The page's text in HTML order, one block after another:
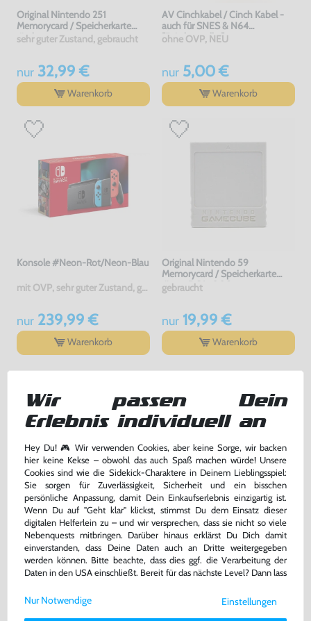
Original Nintendo 251
Memorycard / Speicherkarte
#schwarz
sehr guter Zustand, gebraucht
nur32,99 €
Warenkorb
AV Cinchkabel / Cinch Kabel -
auch für SNES & N64
[Dritthersteller]
ohne OVP, NEU
nur5,00 €
Warenkorb
Konsole #Neon-Rot/Neon-Blau
mit OVP, sehr guter Zustand, gebraucht
nur239,99 €
Warenkorb
Original Nintendo 59
Memorycard / Speicherkarte
#grau DOL-008
gebraucht
nur19,99 €
Warenkorb
GEKAUFT
Original Nintendo 59
#grau DOL-008
gebraucht
Spider-Man 2 [Players Choice]
DE Version, mit OVP, gebraucht
Wir passen Dein
Erlebnis individuell an
Hey Du! 🎮 Wir verwenden Cookies, aber keine Sorge, wir backen
hier keine Kekse – obwohl das auch Spaß machen würde! Unsere
Cookies sind wie die Sidekick-Charaktere in Deinem Lieblingsspiel:
Sie sorgen für Zuverlässigkeit, Sicherheit und ein bisschen
persönliche Anpassung, damit Dein Einkaufserlebnis einzigartig ist.
Wenn Du auf "Geht klar" klickst, stimmst Du dem Einsatz dieser
digitalen Helferlein zu – und wir versprechen, dass sie nicht so viele
Nebenquests mitbringen. Darüber hinaus erklärst Du Dich damit
einverstanden, dass Deine Daten auch an Dritte weitergegeben
werden können. Bitte beachte, dass dies ggf. die Verarbeitung der
Daten in den USA einschließt. Bereit für das nächste Level? Dann lass
Weitere Informationen zu den von uns verwendeten Cookies und
Einstellungen
Nur Notwendige